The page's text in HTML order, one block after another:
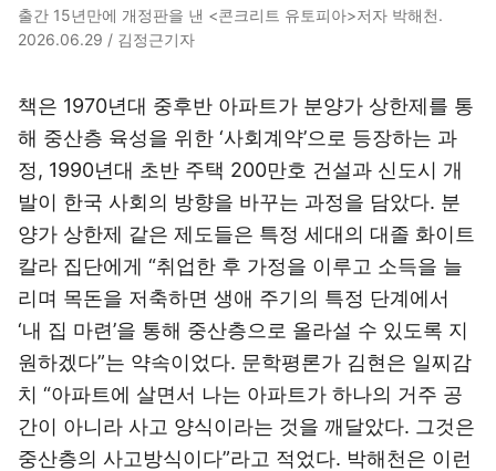
출간 15년만에 개정판을 낸 <콘크리트 유토피아>저자 박해천.
2026.06.29 / 김정근기자
책은 1970년대 중후반 아파트가 분양가 상한제를 통
해 중산층 육성을 위한 ‘사회계약’으로 등장하는 과
정, 1990년대 초반 주택 200만호 건설과 신도시 개
발이 한국 사회의 방향을 바꾸는 과정을 담았다. 분
양가 상한제 같은 제도들은 특정 세대의 대졸 화이트
칼라 집단에게 “취업한 후 가정을 이루고 소득을 늘
리며 목돈을 저축하면 생애 주기의 특정 단계에서
‘내 집 마련’을 통해 중산층으로 올라설 수 있도록 지
원하겠다”는 약속이었다. 문학평론가 김현은 일찌감
치 “아파트에 살면서 나는 아파트가 하나의 거주 공
간이 아니라 사고 양식이라는 것을 깨달았다. 그것은
중산층의 사고방식이다”라고 적었다. 박해천은 이런